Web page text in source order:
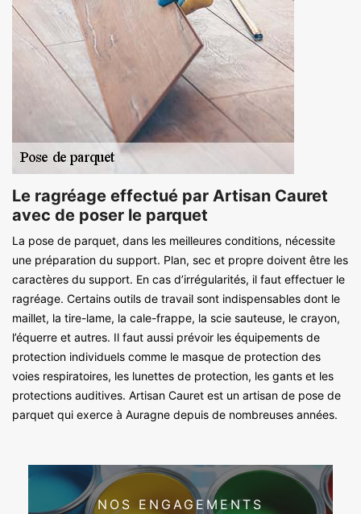
Le ragréage effectué par Artisan Cauret
avec de poser le parquet
La pose de parquet, dans les meilleures conditions, nécessite
une préparation du support. Plan, sec et propre doivent être les
caractères du support. En cas d’irrégularités, il faut effectuer le
ragréage. Certains outils de travail sont indispensables dont le
maillet, la tire-lame, la cale-frappe, la scie sauteuse, le crayon,
l’équerre et autres. Il faut aussi prévoir les équipements de
protection individuels comme le masque de protection des
voies respiratoires, les lunettes de protection, les gants et les
protections auditives. Artisan Cauret est un artisan de pose de
parquet qui exerce à Auragne depuis de nombreuses années.
NOS ENGAGEMENTS